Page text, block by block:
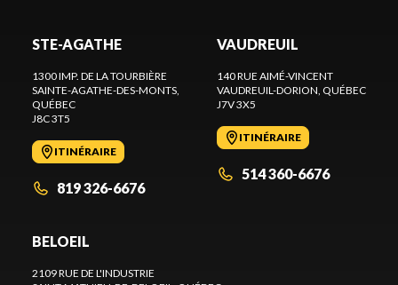
STE-AGATHE
1300 IMP. DE LA TOURBIÈRE
SAINTE-AGATHE-DES-MONTS,
QUÉBEC
J8C 3T5
ITINÉRAIRE
819 326-6676
VAUDREUIL
140 RUE AIMÉ-VINCENT
VAUDREUIL-DORION, QUÉBEC
J7V 3X5
ITINÉRAIRE
514 360-6676
BELOEIL
2109 RUE DE L'INDUSTRIE